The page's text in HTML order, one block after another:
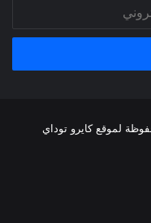
كايرو توداي